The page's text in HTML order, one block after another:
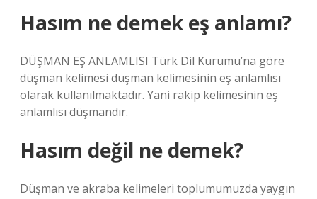
Hasım ne demek eş anlamı?
DÜŞMAN EŞ ANLAMLISI Türk Dil Kurumu’na göre
düşman kelimesi düşman kelimesinin eş anlamlısı
olarak kullanılmaktadır. Yani rakip kelimesinin eş
anlamlısı düşmandır.
Hasım değil ne demek?
Düşman ve akraba kelimeleri toplumumuzda yaygın